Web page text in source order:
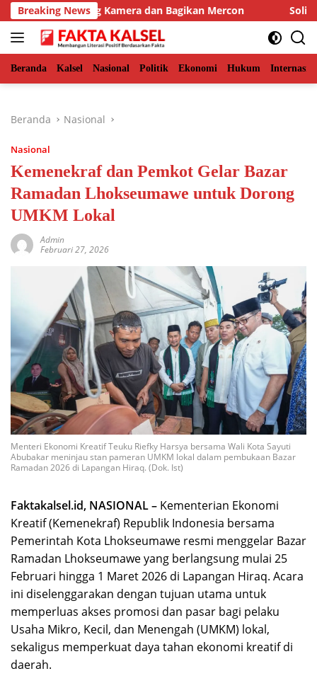
Langsung
ke
konten
Breaking News
Pasang Kamera dan Bagikan Mercon Solid
Beranda Kalsel Nasional Politik Ekonomi Hukum
Beranda Nasional
Nasional
Kemenekraf dan Pemkot Gelar Bazar
Ramadan Lhokseumawe untuk Dorong
UMKM Lokal
Admin
Februari 27, 2026
Menteri Ekonomi Kreatif Teuku Riefky Harsya bersama Wali Kota Sayuti
Abubakar meninjau stan pameran UMKM lokal dalam pembukaan Bazar
Ramadan 2026 di Lapangan Hiraq. (Dok. Ist)
Faktakalsel.id, NASIONAL – Kementerian Ekonomi
Kreatif (Kemenekraf) Republik Indonesia bersama
Pemerintah Kota Lhokseumawe resmi menggelar Bazar
Ramadan Lhokseumawe yang berlangsung mulai 25
Februari hingga 1 Maret 2026 di Lapangan Hiraq. Acara
ini diselenggarakan dengan tujuan utama untuk
memperluas akses promosi dan pasar bagi pelaku
Usaha Mikro, Kecil, dan Menengah (UMKM) lokal,
sekaligus memperkuat daya tahan ekonomi kreatif di
daerah.